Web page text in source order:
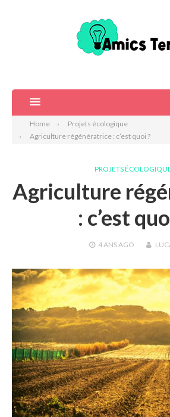
Home
Projets écologique
Agriculture régénératrice : c’est quoi ?
PROJETS
Agriculture
: c’est
4 ANSAGO